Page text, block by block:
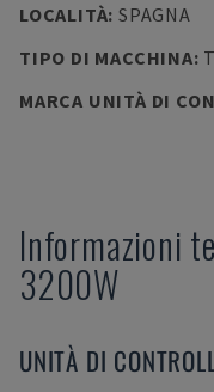
LOCALITÀ: SPAGNA
TIPO DI MACCHINA:
MARCA UNITÀ DI
Informazioni
3200W
UNITÀ DI